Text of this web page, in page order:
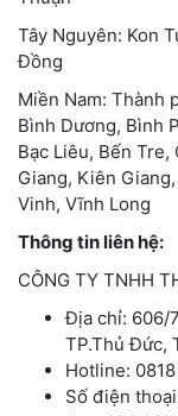
Tây Nguyên: Kon
Đồng
Miền Nam: Thành
Bình Dương, Bình
Bạc Liêu, Bến Tre,
Giang, Kiên
Vinh, Vĩnh Long
Thông tin liên hệ:
CÔNG TY TNHH
Địa chỉ: 606/
TP.Thủ Đức,
Hotline:
Số điện